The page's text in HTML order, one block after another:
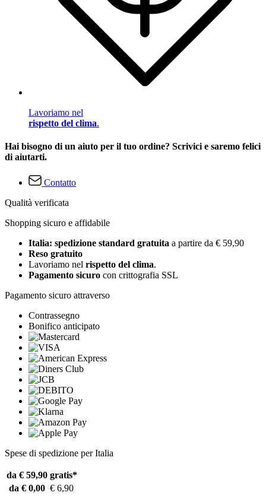
Lavoriamo nel
rispetto del clima.
Hai bisogno di un aiuto per il tuo ordine? Scrivici e saremo felici
di aiutarti.
Contatto
Qualità verificata
Shopping sicuro e affidabile
Italia: spedizione standard gratuita a partire da € 59,90
Reso gratuito
Lavoriamo nel rispetto del clima.
Pagamento sicuro con crittografia SSL
Pagamento sicuro attraverso
Contrassegno
Bonifico anticipato
Spese di spedizione per Italia
da € 59,90 gratis*
da € 0,00 € 6,90